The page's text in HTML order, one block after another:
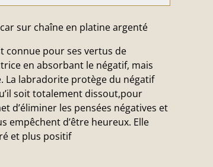
sur chaîne en platine argenté
connue pour ses vertus de
en absorbant le négatif, mais
La labradorite protège du négatif
soit totalement dissout,pour
d’éliminer les pensées négatives et
empêchent d’être heureux. Elle
et plus positif